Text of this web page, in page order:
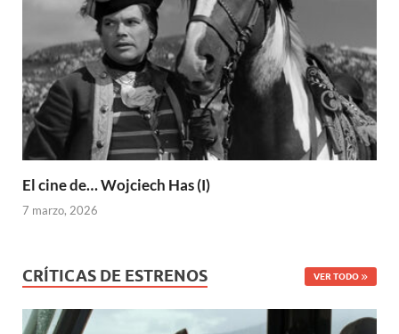
El cine de… Wojciech Has (I)
7 marzo, 2026
CRÍTICAS DE ESTRENOS VER TODO